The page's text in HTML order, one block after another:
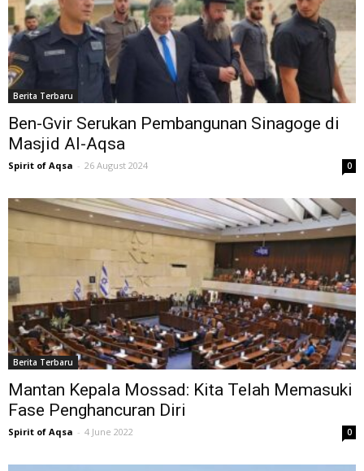
Berita Terbaru
Ben-Gvir Serukan Pembangunan Sinagoge di
Masjid Al-Aqsa
Spirit of Aqsa - 26 August 2024 0
Berita Terbaru
Mantan Kepala Mossad: Kita Telah Memasuki
Fase Penghancuran Diri
Spirit of Aqsa - 4 June 2022 0